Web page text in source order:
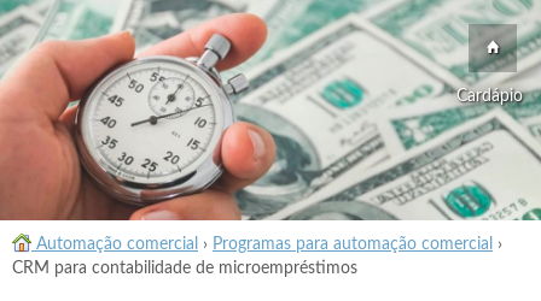
Cardápio
Automação comercial › Programas para automação comercial
›
CRM para contabilidade de microempréstimos